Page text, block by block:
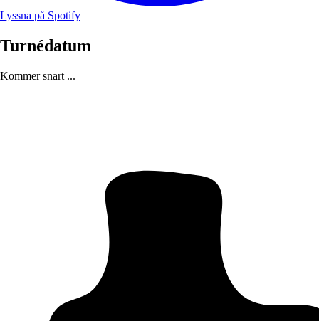
Lyssna på Spotify
Turnédatum
Kommer snart ...